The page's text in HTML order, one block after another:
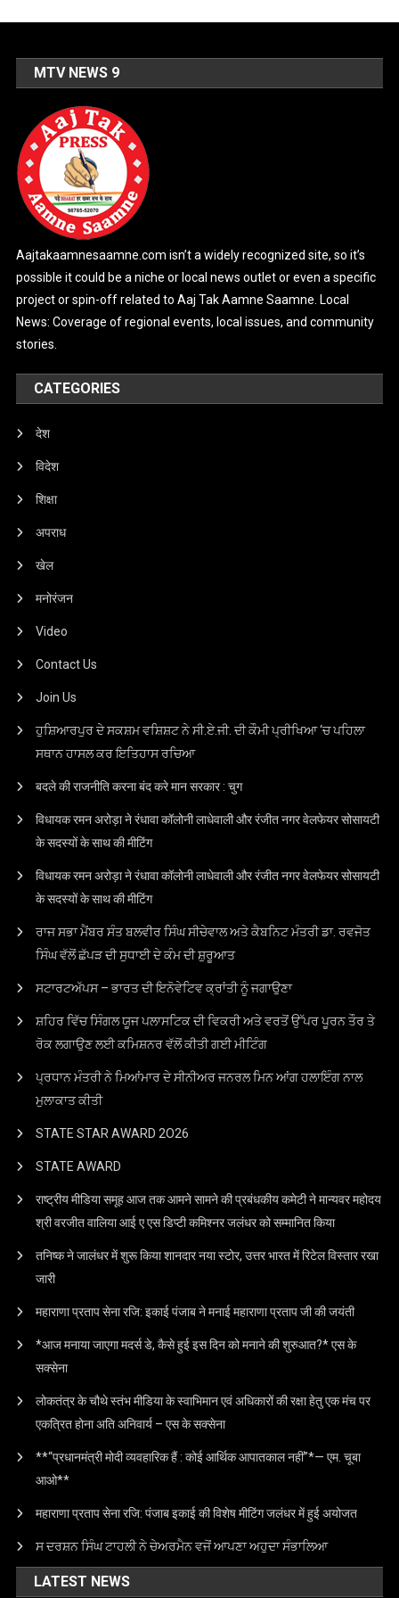
MTV NEWS 9
Aajtakaamnesaamne.com isn’t a widely recognized site, so it’s
possible it could be a niche or local news outlet or even a specific
project or spin-off related to Aaj Tak Aamne Saamne. Local
News: Coverage of regional events, local issues, and community
stories.
CATEGORIES
देश
विदेश
शिक्षा
अपराध
खेल
मनोरंजन
Video
Contact Us
Join Us
ਹੁਸ਼ਿਆਰਪੁਰ ਦੇ ਸਕਸ਼ਮ ਵਸ਼ਿਸ਼ਟ ਨੇ ਸੀ.ਏ.ਜੀ. ਦੀ ਕੌਮੀ ਪ੍ਰੀਖਿਆ ‘ਚ ਪਹਿਲਾ
ਸਥਾਨ ਹਾਸਲ ਕਰ ਇਤਿਹਾਸ ਰਚਿਆ
बदले की राजनीति करना बंद करे मान सरकार : चुग
विधायक रमन अरोड़ा ने रंधावा कॉलोनी लाधेवाली और रंजीत नगर वेलफेयर सोसायटी
के सदस्यों के साथ की मीटिंग
विधायक रमन अरोड़ा ने रंधावा कॉलोनी लाधेवाली और रंजीत नगर वेलफेयर सोसायटी
के सदस्यों के साथ की मीटिंग
ਰਾਜ ਸਭਾ ਮੈਂਬਰ ਸੰਤ ਬਲਵੀਰ ਸਿੰਘ ਸੀਚੇਵਾਲ ਅਤੇ ਕੈਬਨਿਟ ਮੰਤਰੀ ਡਾ. ਰਵਜੋਤ
ਸਿੰਘ ਵੱਲੋਂ ਛੱਪੜ ਦੀ ਸੁਧਾਈ ਦੇ ਕੰਮ ਦੀ ਸ਼ੁਰੂਆਤ
ਸਟਾਰਟਅੱਪਸ – ਭਾਰਤ ਦੀ ਇਨੋਵੇਟਿਵ ਕ੍ਰਾਂਤੀ ਨੂੰ ਜਗਾਉਣਾ
ਸ਼ਹਿਰ ਵਿੱਚ ਸਿੰਗਲ ਯੂਜ ਪਲਾਸਟਿਕ ਦੀ ਵਿਕਰੀ ਅਤੇ ਵਰਤੋਂ ਉੱਪਰ ਪੂਰਨ ਤੌਰ ਤੇ
ਰੋਕ ਲਗਾਉਣ ਲਈ ਕਮਿਸ਼ਨਰ ਵੱਲੋਂ ਕੀਤੀ ਗਈ ਮੀਟਿੰਗ
ਪ੍ਰਧਾਨ ਮੰਤਰੀ ਨੇ ਮਿਆਂਮਾਰ ਦੇ ਸੀਨੀਅਰ ਜਨਰਲ ਮਿਨ ਆਂਗ ਹਲਾਇੰਗ ਨਾਲ
ਮੁਲਾਕਾਤ ਕੀਤੀ
STATE STAR AWARD 2O26
STATE AWARD
राष्ट्रीय मीडिया समूह आज तक आमने सामने की प्रबंधकीय कमेटी ने मान्यवर महोदय
श्री वरजीत वालिया आई ए एस डिप्टी कमिश्नर जलंधर को सम्मानित किया
तनिष्क ने जालंधर में शुरू किया शानदार नया स्टोर, उत्तर भारत में रिटेल विस्तार रखा
जारी
महाराणा प्रताप सेना रजि: इकाई पंजाब ने मनाई महाराणा प्रताप जी की जयंती
*आज मनाया जाएगा मदर्स डे, कैसे हुई इस दिन को मनाने की शुरुआत?* एस के
सक्सेना
लोकतंत्र के चौथे स्तंभ मीडिया के स्वाभिमान एवं अधिकारों की रक्षा हेतु एक मंच पर
एकत्रित होना अति अनिवार्य – एस के सक्सेना
**“प्रधानमंत्री मोदी व्यवहारिक हैं : कोई आर्थिक आपातकाल नहीं”*— एम. चूबा
आओ**
महाराणा प्रताप सेना रजि: पंजाब इकाई की विशेष मीटिंग जलंधर में हुई अयोजत
ਸ ਦਰਸ਼ਨ ਸਿੰਘ ਟਾਹਲੀ ਨੇ ਚੇਅਰਮੈਨ ਵਜੋਂ ਆਪਣਾ ਅਹੁਦਾ ਸੰਭਾਲਿਆ
LATEST NEWS